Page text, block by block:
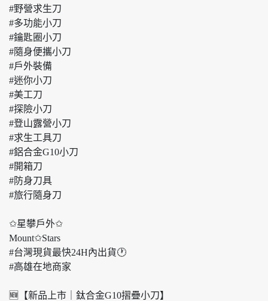
#野營求生刀
#多功能小刀
#鑰匙圈小刀
#隨身便攜小刀
#戶外裝備
#迷你小刀
#美工刀
#探險小刀
#登山露營小刀
#求生工具刀
#鋁合金G10小刀
#開箱刀
#防身刀具
#旅行隨身刀
✩星攀戶外✩
Mount✩Stars
#台灣現貨最快24H內出貨🕐
#高雄在地商家
🆕【新品上市｜鈦合金G10摺疊小刀】